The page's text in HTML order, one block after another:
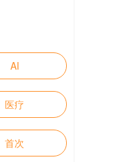
AI
医疗
首次